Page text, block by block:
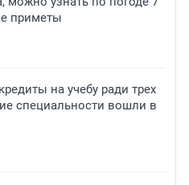
приметы
на учебу ради трех
специальности вошли в